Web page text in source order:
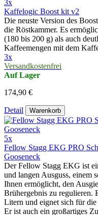
3x
Kaffelogic Boost kit v2
Die neuste Version des
die Röstkammer. Es
(180 bis 200 g) als auch
Kaffeemengen mit dem
3x
Versandkostenfrei
Auf Lager
174,90 €
Detail Warenkorb
5x
Fellow Stagg EKG PRO
Gooseneck
Der Fellow Stagg EKG ist
und langen Ausguss, einem
Ihnen ermöglicht, den
Brühergebnis zu regulieren.
Litern und eignet sich für
Er ist auch ein großartiges